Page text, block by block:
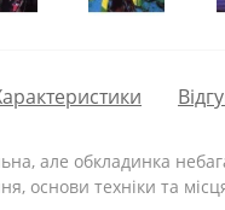
але обкладинка
основи техніки та